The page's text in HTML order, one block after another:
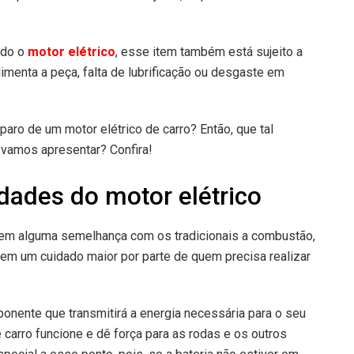
o motor elétrico, esse item também está sujeito a
a peça, falta de lubrificação ou desgaste em
de um motor elétrico de carro? Então, que tal
apresentar? Confira!
do motor elétrico
alguma semelhança com os tradicionais a combustão,
um cuidado maior por parte de quem precisa realizar
que transmitirá a energia necessária para o seu
funcione e dê força para as rodas e os outros